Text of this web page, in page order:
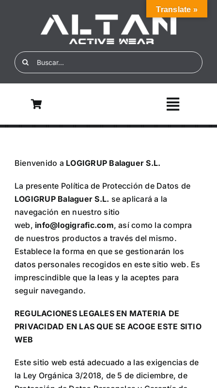
Search
for:
Toggle
Nosotros
ALTAN ECO
ALTAN QR
Sanitario
TIENDA
TRABAJOS REALIZADOS
CONTACTO
Bienvenido a LOGIGRUP Balaguer S.L.
La presente Política de Protección de Datos de
LOGIGRUP Balaguer S.L. se aplicará a la
navegación en nuestro sitio
web, info@logigrafic.com, así como la compra
de nuestros productos a través del mismo.
Establece la forma en que se gestionarán los
datos personales recogidos en este sitio web. Es
imprescindible que la leas y la aceptes para
seguir navegando.
REGULACIONES LEGALES EN MATERIA DE
PRIVACIDAD EN LAS QUE SE ACOGE ESTE SITIO
WEB
Este sitio web está adecuado a las exigencias de
la Ley Orgánica 3/2018, de 5 de diciembre, de
Translate »